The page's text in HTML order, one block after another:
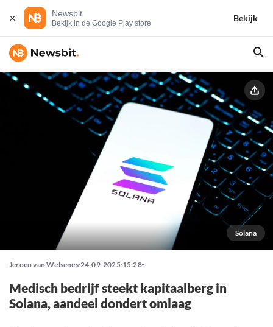
Newsbit
Bekijk in de Google Play store
Bekijk
Solana
Jeroen van Welsenes 24-09-2025 15:28
Medisch bedrijf steekt kapitaalberg in
Solana, aandeel dondert omlaag